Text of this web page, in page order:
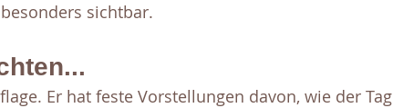
sichtbar.
Er hat feste Vorstellungen davon, wie der Tag